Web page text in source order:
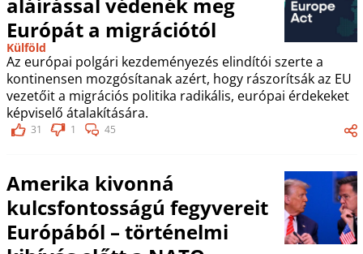
Európát a migrációtól
Külföld
Az európai polgári kezdeményezés elindítói szerte a
kontinensen mozgósítanak azért, hogy rászorítsák az EU
vezetőit a migrációs politika radikális, európai érdekeket
képviselő átalakítására.
31 1 45
Amerika kivonná
kulcsfontosságú fegyvereit
Európából – történelmi